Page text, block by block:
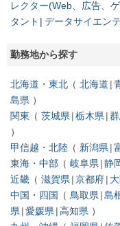
レクター(Web、広告、
タント
データサイエン
勤務地から探す
北海道・東北 北海道
島県
関東
茨城県 栃木県
甲信越・北陸 新潟県
東海・中部
岐阜県 静
近畿
滋賀県 京都府
中国・四国
鳥取県 島
県 愛媛県 高知県